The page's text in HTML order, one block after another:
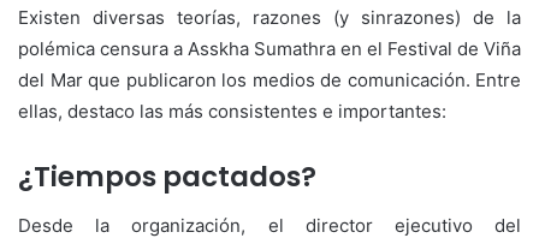
Existen diversas teorías, razones (y sinrazones) de la
polémica censura a Asskha Sumathra en el Festival de Viña
del Mar que publicaron los medios de comunicación. Entre
ellas, destaco las más consistentes e importantes:
¿Tiempos pactados?
Desde la organización, el director ejecutivo del